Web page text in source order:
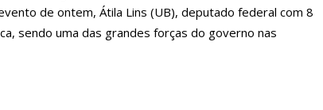
política de preços de combustíveis
de ontem, Átila Lins (UB), deputado federal com 8
sendo uma das grandes forças do governo nas